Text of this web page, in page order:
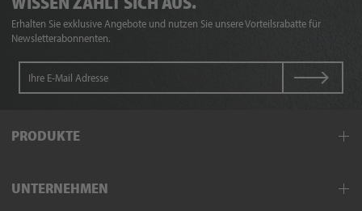
Erhalten Sie exklusive Angebote und nutzen Sie unsere Vorteilsrabatte für
Newsletterabonnenten.
PRODUKTE
Schutzkleidung
UNTERNEHMEN